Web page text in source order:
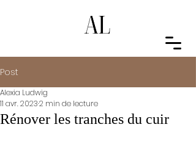
Post
Rénover les tranches du cuir
Alexia Ludwig
11 avr. 20232 min de lecture